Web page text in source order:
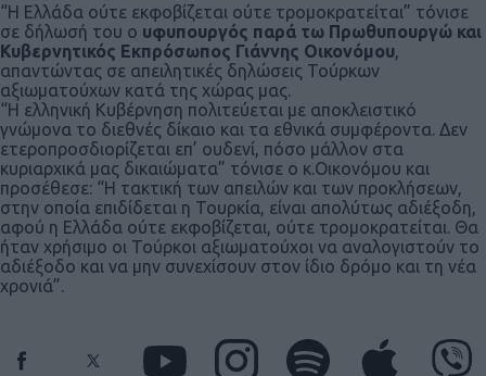
“Η Ελλάδα ούτε εκφοβίζεται ούτε τρομοκρατείται” τόνισε
σε δήλωσή του ο υφυπουργός παρά τω Πρωθυπουργώ και
Κυβερνητικός Εκπρόσωπος Γιάννης Οικονόμου,
απαντώντας σε απειλητικές δηλώσεις Τούρκων
αξιωματούχων κατά της χώρας μας.
“Η ελληνική Κυβέρνηση πολιτεύεται με αποκλειστικό
γνώμονα το διεθνές δίκαιο και τα εθνικά συμφέροντα. Δεν
ετεροπροσδιορίζεται επ’ ουδενί, πόσο μάλλον στα
κυριαρχικά μας δικαιώματα” τόνισε ο κ.Οικονόμου και
προσέθεσε: “Η τακτική των απειλών και των προκλήσεων,
στην οποία επιδίδεται η Τουρκία, είναι απολύτως αδιέξοδη,
αφού η Ελλάδα ούτε εκφοβίζεται, ούτε τρομοκρατείται. Θα
ήταν χρήσιμο οι Τούρκοι αξιωματούχοι να αναλογιστούν το
αδιέξοδο και να μην συνεχίσουν στον ίδιο δρόμο και τη νέα
χρονιά”.